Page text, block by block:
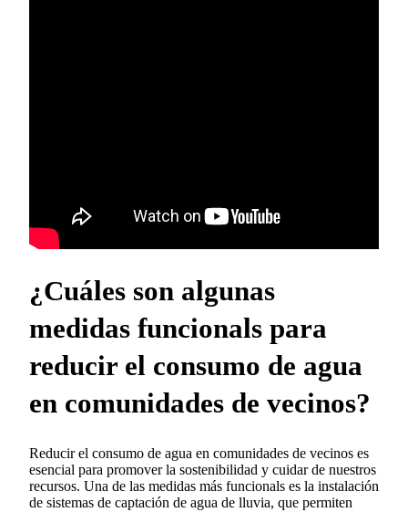
¿Cuáles son algunas
medidas funcionals para
reducir el consumo de agua
en comunidades de vecinos?
Reducir el consumo de agua en comunidades de vecinos es
esencial para promover la sostenibilidad y cuidar de nuestros
recursos. Una de las medidas más funcionals es la instalación
de sistemas de captación de agua de lluvia, que permiten